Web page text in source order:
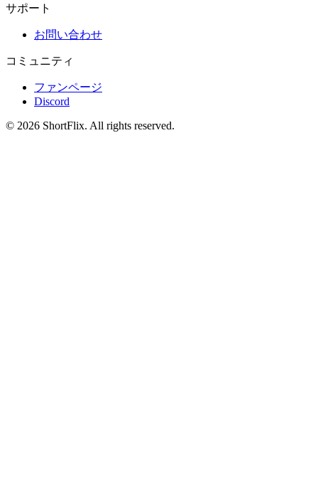
サポート
お問い合わせ
コミュニティ
ファンページ
Discord
© 2026 ShortFlix. All rights reserved.